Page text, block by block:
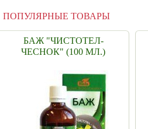
ПОПУЛЯРНЫЕ ТОВАРЫ
БАЖ "ЧИСТОТЕЛ-
ЧЕСНОК" (100 МЛ.)